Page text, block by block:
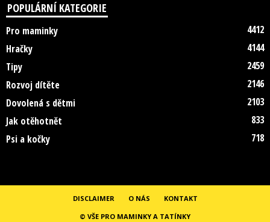
POPULÁRNÍ KATEGORIE
Pro maminky
4412
Hračky
4144
Tipy
2459
Rozvoj dítěte
2146
Dovolená s dětmi
2103
Jak otěhotnět
833
Psi a kočky
718
DISCLAIMER O NÁS
KONTAKT
© VŠE PRO MAMINKY A TATÍNKY